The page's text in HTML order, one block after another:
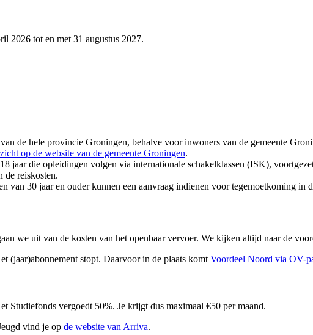
2026 tot en met 31 augustus 2027.
de hele provincie Groningen, behalve voor inwoners van de gemeente
op de website van de gemeente Groningen.
jaar die opleidingen volgen via internationale schakelklassen (ISK),
de reiskosten.
van 30 jaar en ouder kunnen een aanvraag indienen voor tegemoetkoming in
we uit van de kosten van het openbaar vervoer. We kijken altijd naar de
(jaar)abonnement stopt. Daarvoor in de plaats komt Voordeel Noord via OV-
Studiefonds vergoedt 50%. Je krijgt dus maximaal €50 per maand.
vind je op de website van Arriva.